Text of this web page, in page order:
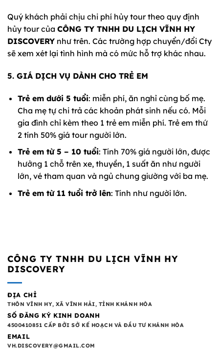
Quý khách phải chịu chi phí hủy tour theo quy định
hủy tour của CÔNG TY TNHH DU LỊCH VĨNH HY
DISCOVERY như trên. Các trường hợp chuyển/đổi Cty
sẽ xem xét lại tình hình mà có mức hỗ trợ khác nhau.
5. GIÁ DỊCH VỤ DÀNH CHO TRẺ EM
Trẻ em dưới 5 tuổi: miễn phí, ăn nghỉ cùng bố mẹ.
Cha mẹ tự chi trả các khoản phát sinh nếu có. Mỗi
gia đình chỉ kèm theo 1 trẻ em miễn phí. Trẻ em thứ
2 tính 50% giá tour người lớn.
Trẻ em từ 5 – 10 tuổi: Tính 70% giá người lớn, được
hưởng 1 chỗ trên xe, thuyền, 1 suất ăn như người
lớn, vé tham quan và ngủ chung giường với ba mẹ.
Trẻ em từ 11 tuổi trở lên: Tính như người lớn.
CÔNG TY TNHH DU LỊCH VĨNH HY
DISCOVERY
ĐỊA CHỈ
THÔN VĨNH HY, XÃ VĨNH HẢI, TỈNH KHÁNH HÒA
SỐ ĐĂNG KÝ KINH DOANH
4500410851 CẤP BỞI SỞ KẾ HOẠCH VÀ ĐẦU TƯ KHÁNH HÒA
EMAIL
VH.DISCOVERY@GMAIL.COM